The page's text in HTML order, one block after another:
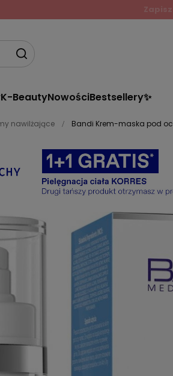
K-BeautyNowościBestsellery✨
nawilżające Bandi Krem-maska pod